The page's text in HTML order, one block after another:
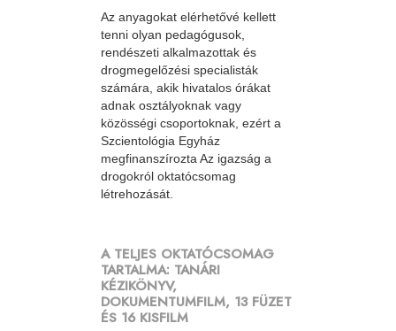
Az anyagokat elérhetővé kellett
tenni olyan pedagógusok,
rendészeti alkalmazottak és
drogmegelőzési specialisták
számára, akik hivatalos órákat
adnak osztályoknak vagy
közösségi csoportoknak, ezért a
Szcientológia Egyház
megfinanszírozta Az igazság a
drogokról oktatócsomag
létrehozását.
A TELJES OKTATÓCSOMAG
TARTALMA: TANÁRI
KÉZIKÖNYV,
DOKUMENTUMFILM, 13 FÜZET
ÉS 16 KISFILM